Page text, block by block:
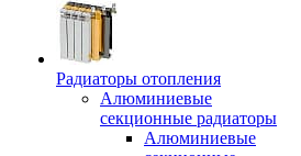
Радиаторы отопления
Алюминиевые
секционные радиаторы
Алюминиевые